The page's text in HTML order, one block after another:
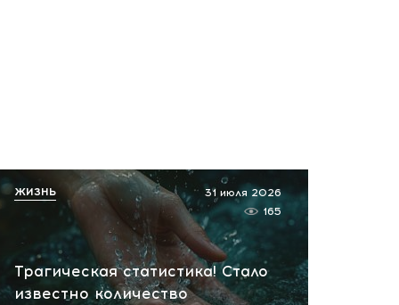
работает ПВО:
рекомендуется уйти с
пляжей
сегодня, 10:13
НАТО планирует и
Трагическая статистика! Стало
известно количество
31 июля 2026
165
ЖИЗНЬ